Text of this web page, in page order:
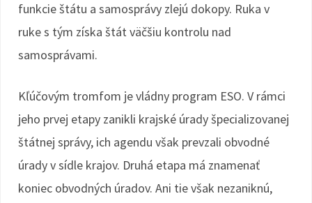
funkcie štátu a samosprávy zlejú dokopy. Ruka v
ruke s tým získa štát väčšiu kontrolu nad
samosprávami.
Kľúčovým tromfom je vládny program ESO. V rámci
jeho prvej etapy zanikli krajské úrady špecializovanej
štátnej správy, ich agendu však prevzali obvodné
úrady v sídle krajov. Druhá etapa má znamenať
koniec obvodných úradov. Ani tie však nezaniknú,